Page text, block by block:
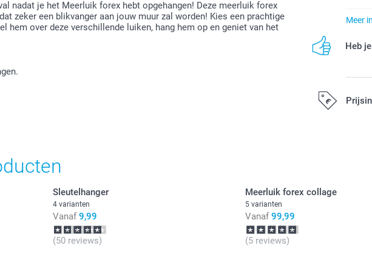
nadat je het Meerluik forex hebt opgehangen! Deze meerluik forex
zeker een blikvanger aan jouw muur zal worden! Kies een prachtige
hem over deze verschillende luiken, hang hem op en geniet van het
Meer
Heb
Sleutelhanger
4 varianten
Vanaf 9,99
(50 reviews)
Meerluik forex collage
5 varianten
Vanaf 99,99
(5 reviews)